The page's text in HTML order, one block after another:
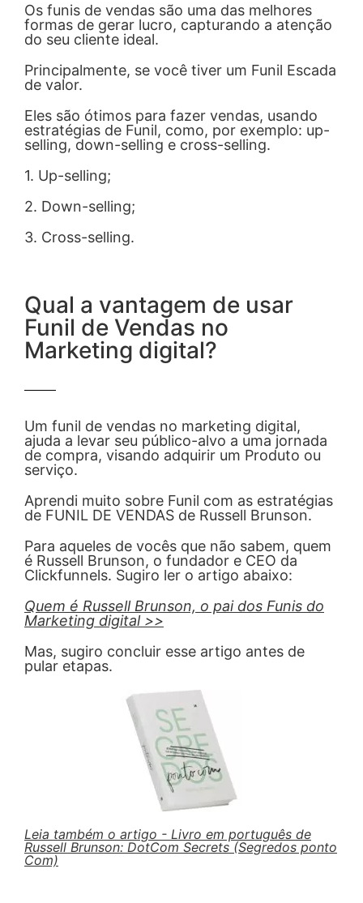
Os funis de vendas são uma das melhores
formas de gerar lucro, capturando a atenção
do seu cliente ideal.
Principalmente, se você tiver um Funil Escada
de valor.
Eles são ótimos para fazer vendas, usando
estratégias de Funil, como, por exemplo: up-
selling, down-selling e cross-selling.
1. Up-selling;
2. Down-selling;
3. Cross-selling.
Qual a vantagem de usar
Funil de Vendas no
Marketing digital?
Um funil de vendas no marketing digital,
ajuda a levar seu público-alvo a uma jornada
de compra, visando adquirir um Produto ou
serviço.
Aprendi muito sobre Funil com as estratégias
de FUNIL DE VENDAS de Russell Brunson.
Para aqueles de vocês que não sabem, quem
é Russell Brunson, o fundador e CEO da
Clickfunnels. Sugiro ler o artigo abaixo:
Quem é Russell Brunson, o pai dos Funis do
Marketing digital >>
Mas, sugiro concluir esse artigo antes de
pular etapas.
Leia também o artigo - Livro em português de
Russell Brunson: DotCom Secrets (Segredos ponto
Com)